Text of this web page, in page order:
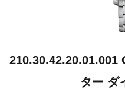
210.30.42.20.01.001
ター ダ